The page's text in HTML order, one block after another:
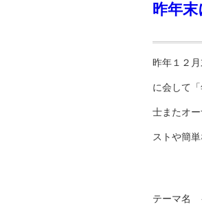
昨年
昨年１２
に会して
士またオ
ストや簡
テーマ名